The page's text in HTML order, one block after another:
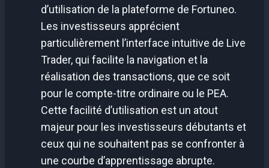
d’utilisation de la plateforme de Fortuneo.
Les investisseurs apprécient
particulièrement l’interface intuitive de Live
Trader, qui facilite la navigation et la
réalisation des transactions, que ce soit
pour le compte-titre ordinaire ou le PEA.
Cette facilité d’utilisation est un atout
majeur pour les investisseurs débutants et
ceux qui ne souhaitent pas se confronter à
une courbe d’apprentissage abrupte.